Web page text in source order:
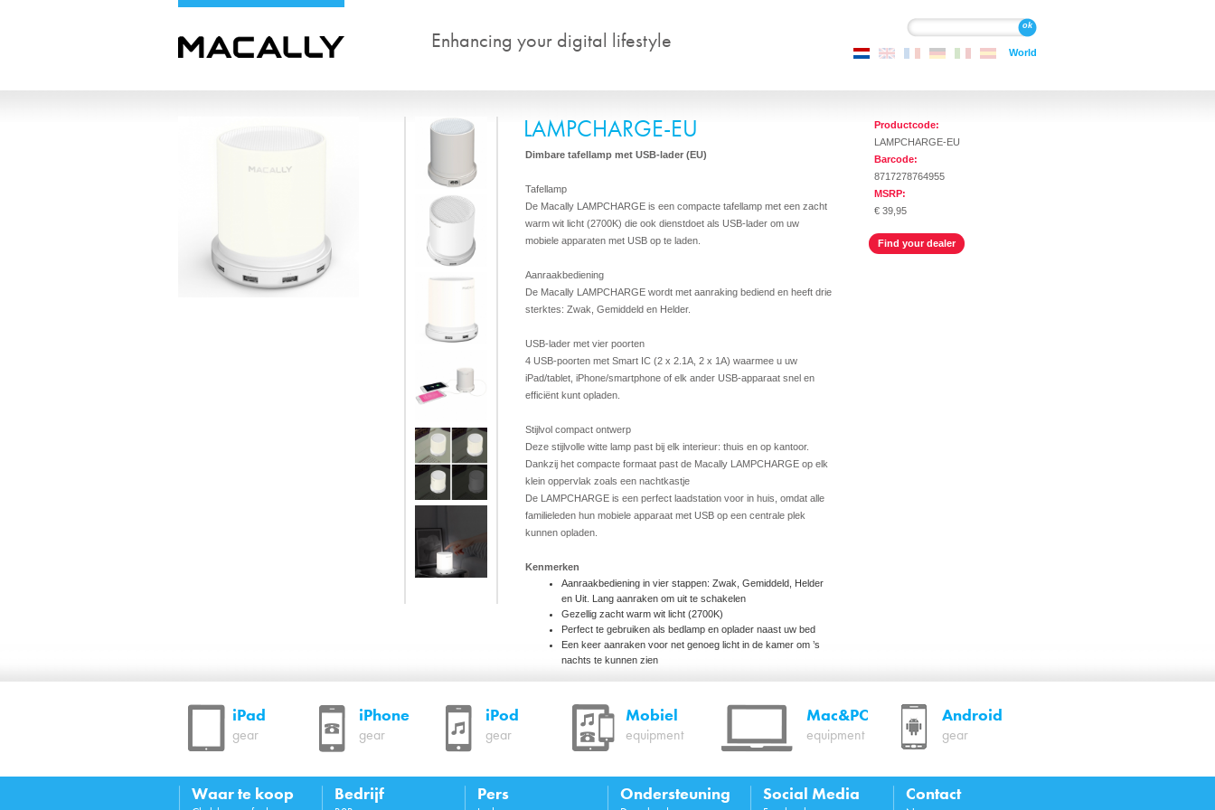
Enhancing your digital lifestyle Zoeken
World
LAMPCHARGE-EU
Dimbare tafellamp met USB-lader (EU)
Tafellamp
De Macally LAMPCHARGE is een compacte tafellamp met een zacht
warm wit licht (2700K) die ook dienstdoet als USB-lader om uw
mobiele apparaten met USB op te laden.
Aanraakbediening
De Macally LAMPCHARGE wordt met aanraking bediend en heeft drie
sterktes: Zwak, Gemiddeld en Helder.
USB-lader met vier poorten
4 USB-poorten met Smart IC (2 x 2.1A, 2 x 1A) waarmee u uw
iPad/tablet, iPhone/smartphone of elk ander USB-apparaat snel en
efficiënt kunt opladen.
Stijlvol compact ontwerp
Deze stijlvolle witte lamp past bij elk interieur: thuis en op kantoor.
Dankzij het compacte formaat past de Macally LAMPCHARGE op elk
klein oppervlak zoals een nachtkastje
De LAMPCHARGE is een perfect laadstation voor in huis, omdat alle
familieleden hun mobiele apparaat met USB op een centrale plek
kunnen opladen.
Kenmerken
Aanraakbediening in vier stappen: Zwak, Gemiddeld, Helder
en Uit. Lang aanraken om uit te schakelen
Gezellig zacht warm wit licht (2700K)
Perfect te gebruiken als bedlamp en oplader naast uw bed
Een keer aanraken voor net genoeg licht in de kamer om ’s
nachts te kunnen zien
Geschikt voor een ingangsspanning van 100V tot 240V
(wisselstroom)
Bevat LAMPCHARGE, 180 cm lange wisselstroomkabel
(Type C-Eurostekker) en gebruikershandleiding
Productcode:
LAMPCHARGE-EU
Barcode:
8717278764955
MSRP:
€ 39,95
Find your dealer
iPad
gear
iPhone
gear
iPod
gear
Mobiel
equipment
Mac&PC
equipment
Android
gear
Waar te koop Bedrijf Pers Ondersteuning Social Media Contact